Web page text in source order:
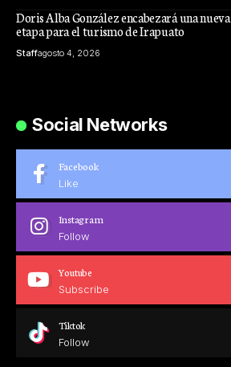
Doris Alba González encabezará una nueva
etapa para el turismo de Irapuato
Staffagosto 4, 2026
Social Networks
Facebook
Like
Instagram
Follow
Youtube
Subscribe
Tiktok
Follow